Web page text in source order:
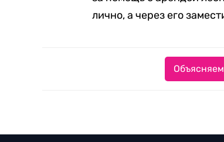
лично, а через его